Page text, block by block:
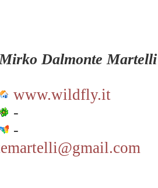
Dalmonte Martelli
www.wildfly.it
-
-